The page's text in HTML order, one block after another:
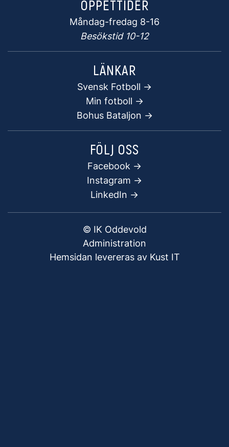
ÖPPETTIDER
Måndag-fredag 8-16
Besökstid 10-12
LÄNKAR
Svensk Fotboll ->
Min fotboll ->
Bohus Bataljon ->
FÖLJ OSS
Facebook ->
Instagram ->
LinkedIn ->
© IK Oddevold
Administration
Hemsidan levereras av Kust IT